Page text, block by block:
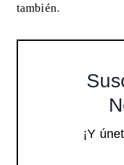
también.
¡Y